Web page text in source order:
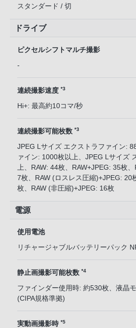
スタンダード / 切
ドライブ
ピクセルシフトマルチ撮影
-
連続撮影速度 *3
Hi+: 最高約10コマ/秒
連続撮影可能枚数 *3
JPEG Lサイズ エクストラファイン:
ァイン: 1000枚以上、JPEG Lサイズ
上、RAW: 44枚、RAW+JPEG: 35枚
7枚、RAW (ロスレス圧縮)+JPEG: 20
枚、RAW (非圧縮)+JPEG: 16枚
電源
使用電池
リチャージャブルバッテリーパック
静止画撮影可能枚数 *4
ファインダー使用時: 約530枚、液晶
(CIPA規格準拠)
実動画撮影時 *5